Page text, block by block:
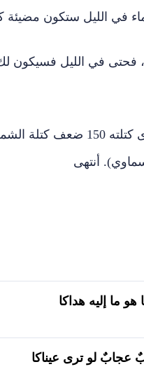
في الليل ستكون مضيئة
فحتى في الليل فسيكون
وقبل اكتشاف فريق كراوذر، كان أضخم جرم سماوي
أنتهى
هو ما إليه هداكا
عجابٌ لو ترى عيناكا